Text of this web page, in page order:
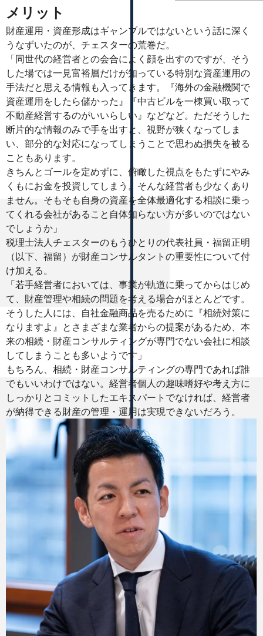
メリット
財産運用・資産形成はギャンブルではないという話に深く
うなずいたのが、チェスターの荒巻だ。
「同世代の経営者との会合によく顔を出すのですが、そう
した場では一見富裕層だけが知っている特別な資産運用の
手法だと思える情報も入ってきます。『海外の金融機関で
資産運用をしたら儲かった』『中古ビルを一棟買い取って
不動産経営するのがいいらしい』などなど。ただそうした
断片的な情報のみで手を出すと、視野が狭くなってしま
い、部分的な対応になってしまうことで思わぬ損失を被る
こともあります。
きちんとゴールを定めずに、俯瞰した視点をもたずにやみ
くもにお金を投資してしまう。そんな経営者も少なくあり
ません。そもそも自身の資産を全体最適化する相談に乗っ
てくれる会社があること自体知らない方が多いのではない
でしょうか」
税理士法人チェスターのもうひとりの代表社員・福留正明
（以下、福留）が財産コンサルタントの重要性について付
け加える。
「若手経営者においては、事業が軌道に乗ってからはじめ
て、財産管理や相続の問題を考える場合がほとんどです。
そうした人には、自社金融商品を売るために『相続対策に
なりますよ』とさまざまな業者からの提案があるため、本
来の相続・財産コンサルティングが専門でない会社に相談
してしまうことも多いようです」
もちろん、相続・財産コンサルティングの専門であれば誰
でもいいわけではない。経営者個人の趣味嗜好や考え方に
しっかりとコミットしたエキスパートでなければ、経営者
が納得できる財産の管理・運用は実現できないだろう。